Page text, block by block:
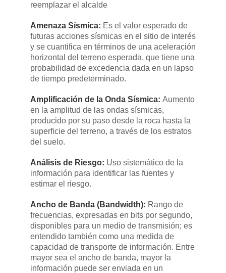
reemplazar el alcalde
Amenaza Sísmica: ​Es el valor esperado de
futuras acciones sísmicas en el sitio de interés
y se cuantifica en términos de una aceleración
horizontal del terreno esperada, que tiene una
probabilidad de excedencia dada en un lapso
de tiempo predeterminado.
Amplificación de la Onda Sísmica: ​Aumento
en la amplitud de las ondas sísmicas,
producido por su paso desde la roca hasta la
superficie del terreno, a través de los estratos
del suelo.​
Análisis de Riesgo: ​Uso sistemático de la
información para identificar las fuentes y
estimar el riesgo.
Ancho de Banda (Bandwidth): ​Rango de
frecuencias, expresadas en bits por segundo,
disponibles para un medio de transmisión; es
entendido también como una medida de
capacidad de transporte de información. Entre
mayor sea el ancho de banda, mayor la
información puede ser enviada en un